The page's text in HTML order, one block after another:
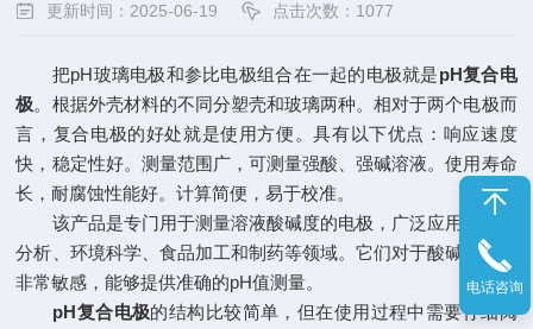
更新时间：2025-06-19 点击次数：1077
把pH玻璃电极和参比电极组合在一起的电极就是pH复合电
极。根据外壳材料的不同分塑壳和玻璃两种。相对于两个电极而
言，复合电极的好处就是使用方便。具有以下优点：响应速度
快，稳定性好。测量范围广，可测量强酸、强碱溶液。使用寿命
长，耐腐蚀性能好。计算简便，易于校准。
该产品是专门用于测量溶液酸碱度的电极，广泛应用于生化
分析、环境科学、食品加工和制药等领域。它们对于酸碱度变化
非常敏感，能够提供准确的pH值测量。
pH复合电极的结构比较简单，但在使用过程中需要仔细阅
电话咨询